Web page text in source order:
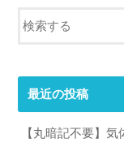
最近の投稿
【丸暗記不要】